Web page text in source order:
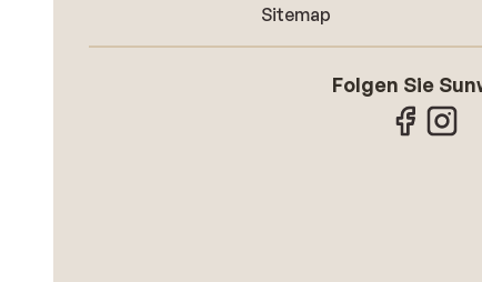
Sitemap
Folgen Sie